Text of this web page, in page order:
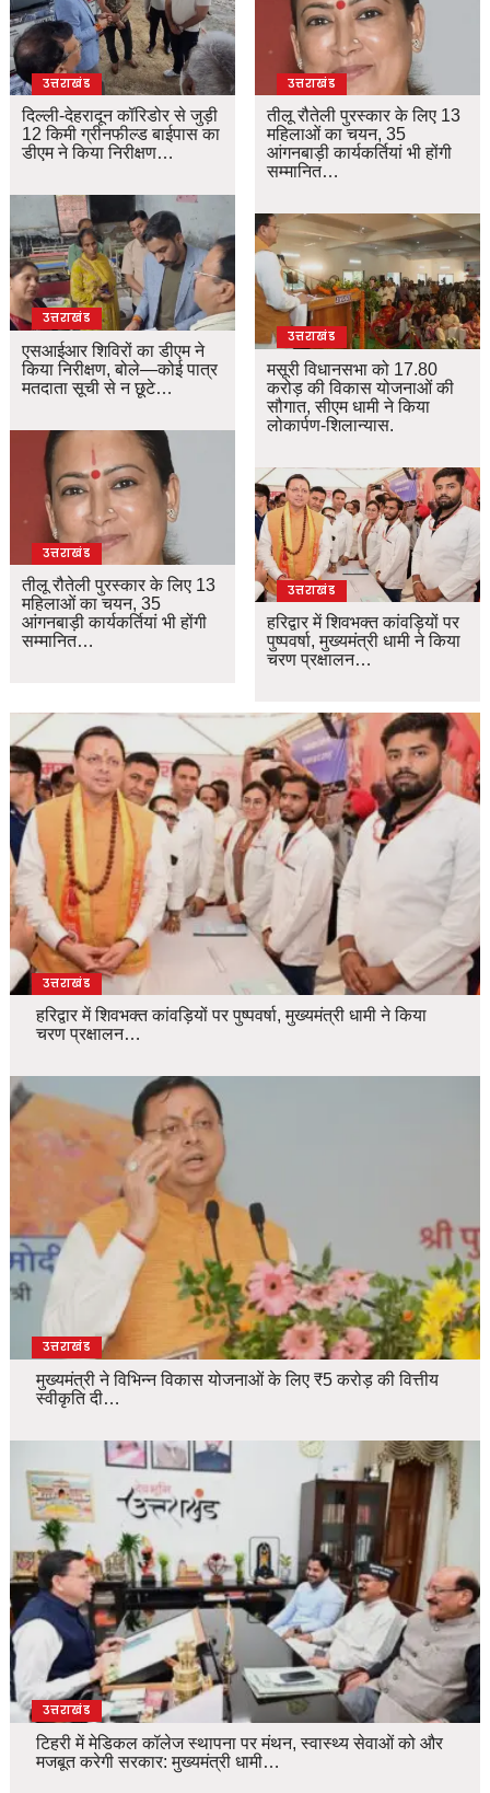
उत्तराखंड
दिल्ली-देहरादून कॉरिडोर से जुड़ी
12 किमी ग्रीनफील्ड बाईपास का
डीएम ने किया निरीक्षण…
उत्तराखंड
एसआईआर शिविरों का डीएम ने
किया निरीक्षण, बोले—कोई पात्र
मतदाता सूची से न छूटे…
उत्तराखंड
तीलू रौतेली पुरस्कार के लिए 13
महिलाओं का चयन, 35
आंगनबाड़ी कार्यकर्तियां भी होंगी
सम्मानित…
उत्तराखंड
तीलू रौतेली पुरस्कार के लिए 13
महिलाओं का चयन, 35
आंगनबाड़ी कार्यकर्तियां भी होंगी
सम्मानित…
उत्तराखंड
मसूरी विधानसभा को 17.80
करोड़ की विकास योजनाओं की
सौगात, सीएम धामी ने किया
लोकार्पण-शिलान्यास.
उत्तराखंड
हरिद्वार में शिवभक्त कांवड़ियों पर
पुष्पवर्षा, मुख्यमंत्री धामी ने किया
चरण प्रक्षालन…
उत्तराखंड
हरिद्वार में शिवभक्त कांवड़ियों पर पुष्पवर्षा, मुख्यमंत्री धामी ने किया
चरण प्रक्षालन…
उत्तराखंड
मुख्यमंत्री ने विभिन्न विकास योजनाओं के लिए ₹5 करोड़ की वित्तीय
स्वीकृति दी…
उत्तराखंड
टिहरी में मेडिकल कॉलेज स्थापना पर मंथन, स्वास्थ्य सेवाओं को और
मजबूत करेगी सरकार: मुख्यमंत्री धामी…